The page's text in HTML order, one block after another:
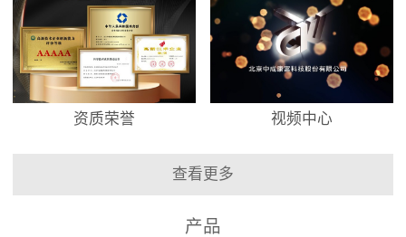
资质荣誉 视频中心
查看更多
产品